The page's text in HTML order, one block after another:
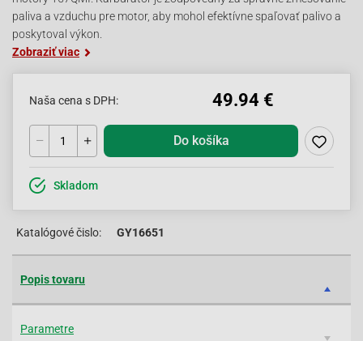
paliva a vzduchu pre motor, aby mohol efektívne spaľovať palivo a
poskytoval výkon.
Zobraziť viac
Naša cena s DPH: 49.94 €
Do košíka
Skladom
Katalógové čislo: GY16651
Popis tovaru
Parametre